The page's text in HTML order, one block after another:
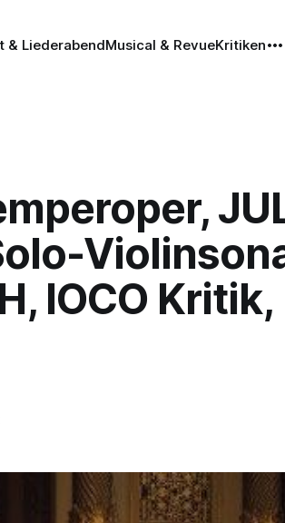
& LiederabendMusical & RevueKritiken
IOCO Kritik,